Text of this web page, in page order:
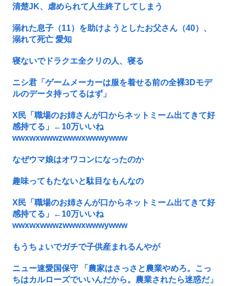
清楚JK、虐められて人生終了してしまう
溺れた息子（11）を助けようとしたお父さん（40）、
溺れて死亡 愛知
寝ないでドラクエ全クリの人、寝る
ニシ君「ゲームメーカーは服を着せる前の全裸3Dモデ
ルのデータ持ってるはず」
X民「職場のお姉さんが口からネットミーム出てきて好
感持てる」←10万いいね
wwxwxwwwzwwwxwwwywww
なぜウマ娘はオワコンになったのか
趣味ってもたないと駄目なもんなの
X民「職場のお姉さんが口からネットミーム出てきて好
感持てる」←10万いいね
wwxwxwwwzwwwxwwwywww
もうちょいでガチで子供産まれるんやが
ニュー速愛国保守 「農家はさっさと農業やめろ。こっ
ちはカルローズでいいんだから。農業されたら迷惑だ」